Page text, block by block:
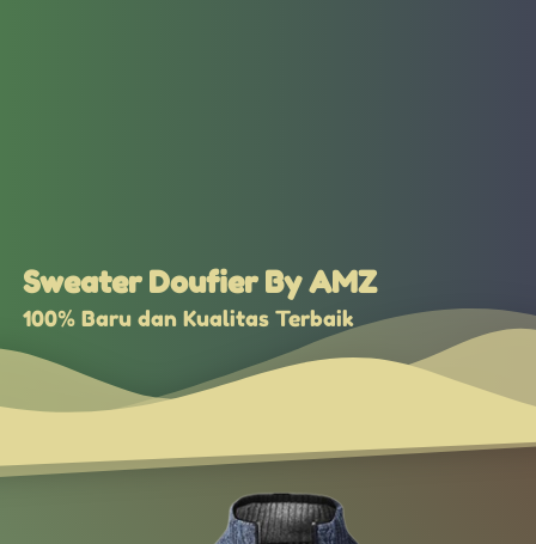
Sweater Doufier By AMZ
100% Baru dan Kualitas Terbaik